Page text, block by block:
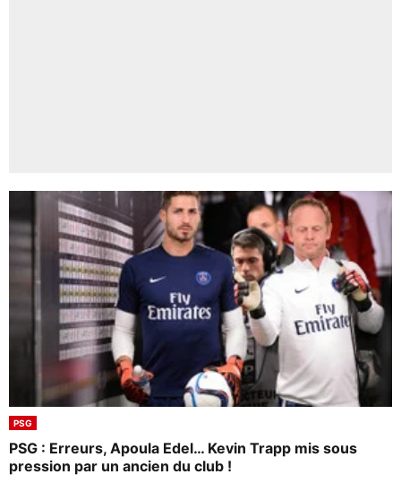
PSG
PSG : Erreurs, Apoula Edel… Kevin Trapp mis sous
pression par un ancien du club !